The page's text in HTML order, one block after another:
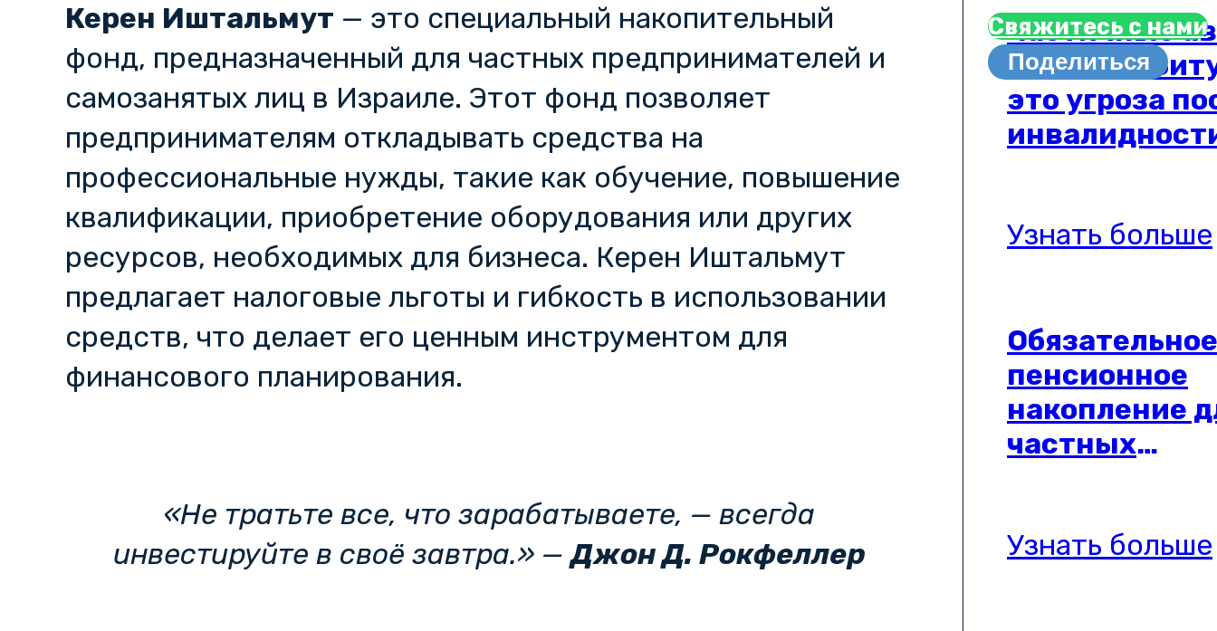
Свяжитесь с нами
Поделиться
Керен Иштальмут — это специальный накопительный
фонд, предназначенный для частных предпринимателей и
самозанятых лиц в Израиле. Этот фонд позволяет
предпринимателям откладывать средства на
профессиональные нужды, такие как обучение, повышение
квалификации, приобретение оборудования или других
ресурсов, необходимых для бизнеса. Керен Иштальмут
предлагает налоговые льготы и гибкость в использовании
средств, что делает его ценным инструментом для
финансового планирования.
«Не тратьте все, что зарабатываете, — всегда
инвестируйте в своё завтра.» —Джон Д. Рокфеллер
Частичные
взносы в
это угроза
Узнать больше
Обязательное
пенсионное
накопление
частных
Узнать больше